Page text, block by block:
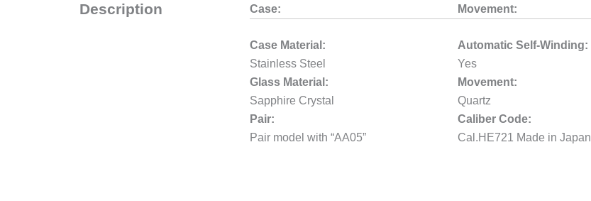
Description Case:
Case Material:
Stainless Steel
Glass Material:
Sapphire Crystal
Pair:
Pair model with “AA05”
Movement:
Automatic Self-Winding:
Yes
Movement:
Quartz
Caliber Code:
Cal.HE721 Made in Japan